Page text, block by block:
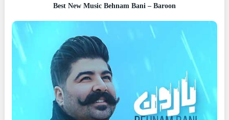
Best New Music Behnam Bani – Baroon